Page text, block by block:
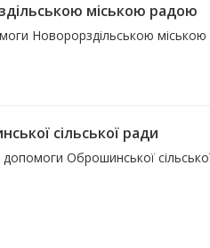
міською радою
Новорорздільською
сільської ради
Оброшинської